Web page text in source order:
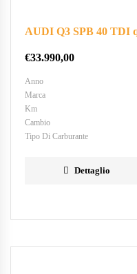
AUDI Q3 SPB 40 TDI
€33.990,00
Anno
Marca
Km
Cambio
Tipo Di Carburante
Dettaglio